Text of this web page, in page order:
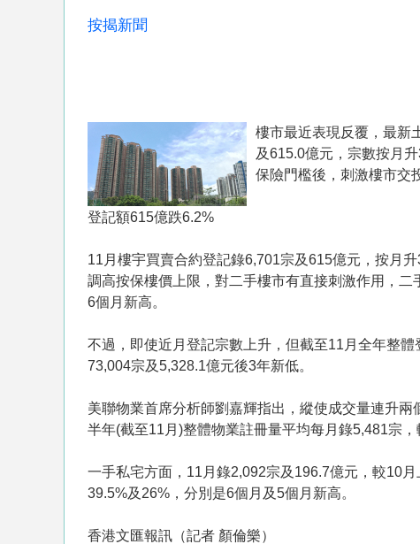
按揭新聞
樓市最近表現反覆，最新
及615.0億元，宗數按月
保險門檻後，刺激樓市交
登記額615億跌6.2%
11月樓宇買賣合約登記錄6,701宗及615億元，按月
調高按保樓價上限，對二手樓市有直接刺激作用，
6個月新高。
不過，即使近月登記宗數上升，但截至11月全年整
73,004宗及5,328.1億元後3年新低。
美聯物業首席分析師劉嘉輝指出，縱使成交量連升
半年(截至11月)整體物業註冊量平均每月錄5,481宗
一手私宅方面，11月錄2,092宗及196.7億元，較10
39.5%及26%，分別是6個月及5個月新高。
香港文匯報訊（記者 顏倫樂）